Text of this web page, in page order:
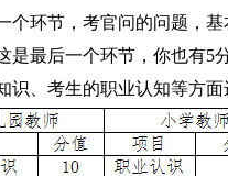
个环节，考官问的问题，
是最后一个环节，你也有5
、考生的职业认知等方面